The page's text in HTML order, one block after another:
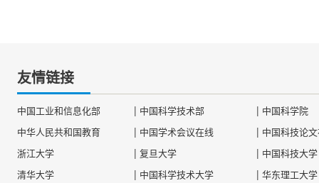
友情链接
中国工业和信息化部 | 中国科学技术部 | 中国科学院
中华人民共和国教育
| 中国学术会议在线 | 中国科技论
浙江大学
| 复旦大学 | 中国科技大学
清华大学
| 中国科学技术大学 | 华东理工大学